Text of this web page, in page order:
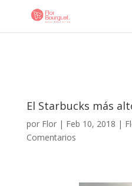
El Starbucks más
por Flor| Feb 10, 2018 |
Comentarios